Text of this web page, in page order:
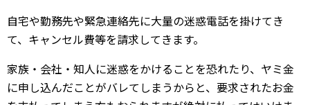
自宅や勤務先や緊急連絡先に大量の迷惑電話を掛けてき
て、キャンセル費等を請求してきます。
家族・会社・知人に迷惑をかけることを恐れたり、ヤミ金
に申し込んだことがバレてしまうからと、要求されたお金